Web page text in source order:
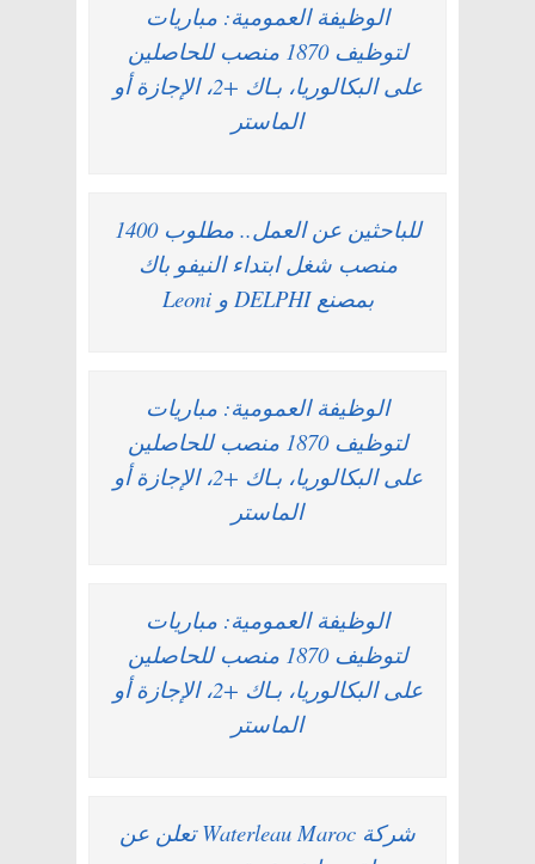
الوظيفة العمومية: مباريات
لتوظيف 1870 منصب للحاصلين
على البكالوريا، بـاك +2، الإجازة أو
الماستر
للباحثين عن العمل.. مطلوب 1400
منصب شغل ابتداء النيفو باك
بمصنع DELPHI و Leoni
الوظيفة العمومية: مباريات
لتوظيف 1870 منصب للحاصلين
على البكالوريا، بـاك +2، الإجازة أو
الماستر
الوظيفة العمومية: مباريات
لتوظيف 1870 منصب للحاصلين
على البكالوريا، بـاك +2، الإجازة أو
الماستر
شركة Waterleau Maroc تعلن عن